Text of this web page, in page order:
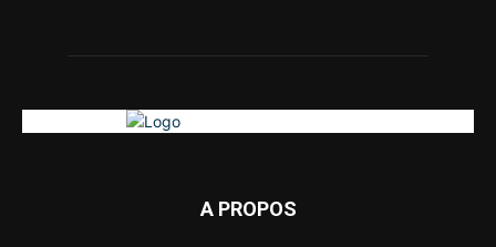
A PROPOS